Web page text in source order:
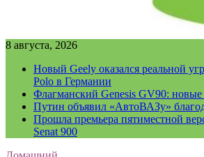
8 августа, 2026
Новый Geely оказался реальной
Polo в Германии
Флагманский Genesis GV90:
Путин объявил «АвтоВАЗу»
Прошла премьера пятиместной
Senat 900